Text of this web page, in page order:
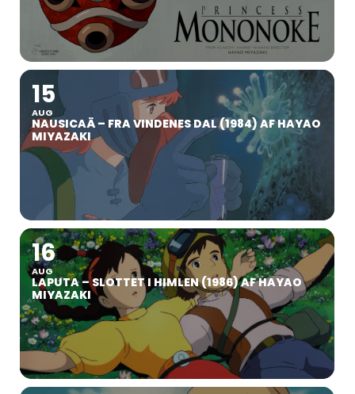
15
AUG
NAUSICAÄ – FRA VINDENES DAL (1984) AF HAYAO
MIYAZAKI
16
AUG
LAPUTA – SLOTTET I HIMLEN (1986) AF HAYAO
MIYAZAKI